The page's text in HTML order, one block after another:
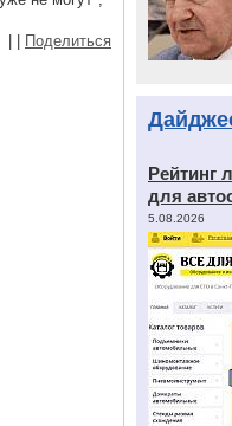
Поделиться
Рейтинг
для
5.08.2026